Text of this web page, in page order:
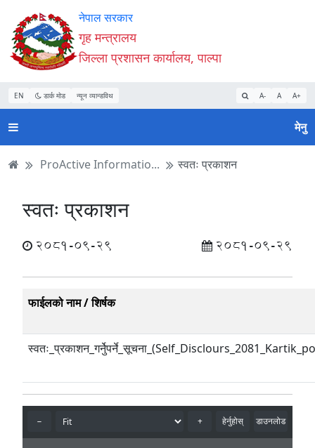
Accessibility
Mode
सुरु
गर्नुहोस्
सामाग्री
पढ्नुहाेस्
नेभिगेसन
पढ्नुहाेस्
वेबसाइट
खोजमा
जानुहोस्
नेपाल सरकार
गृह मन्त्रालय
जिल्ला प्रशासन कार्यालय, पाल्पा
EN डार्क मोड न्यून व्यान्डविथ A- A A+
मेनु
ProActive Informatio... स्वतः प्रकाशन
स्वतः प्रकाशन
2081-09-29 2081-09-29
फाईलको नाम / शिर्षक